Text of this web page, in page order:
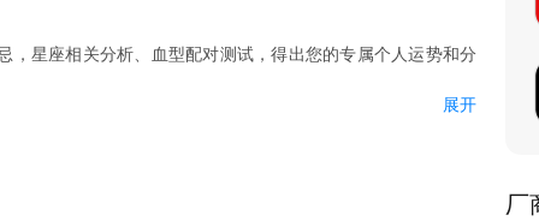
，星座相关分析、血型配对测试，得出您的专属个人运势和分
展开
厂